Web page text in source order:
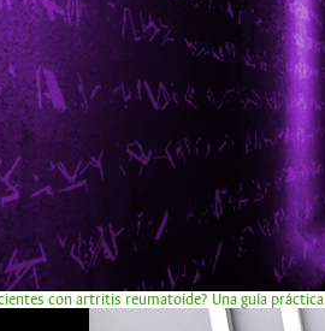
con artritis reumatoide? Una guía práctica